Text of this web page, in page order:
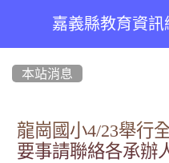
嘉義縣教育資訊
本站消息
龍崗國小4/23舉行
要事請聯絡各承辦